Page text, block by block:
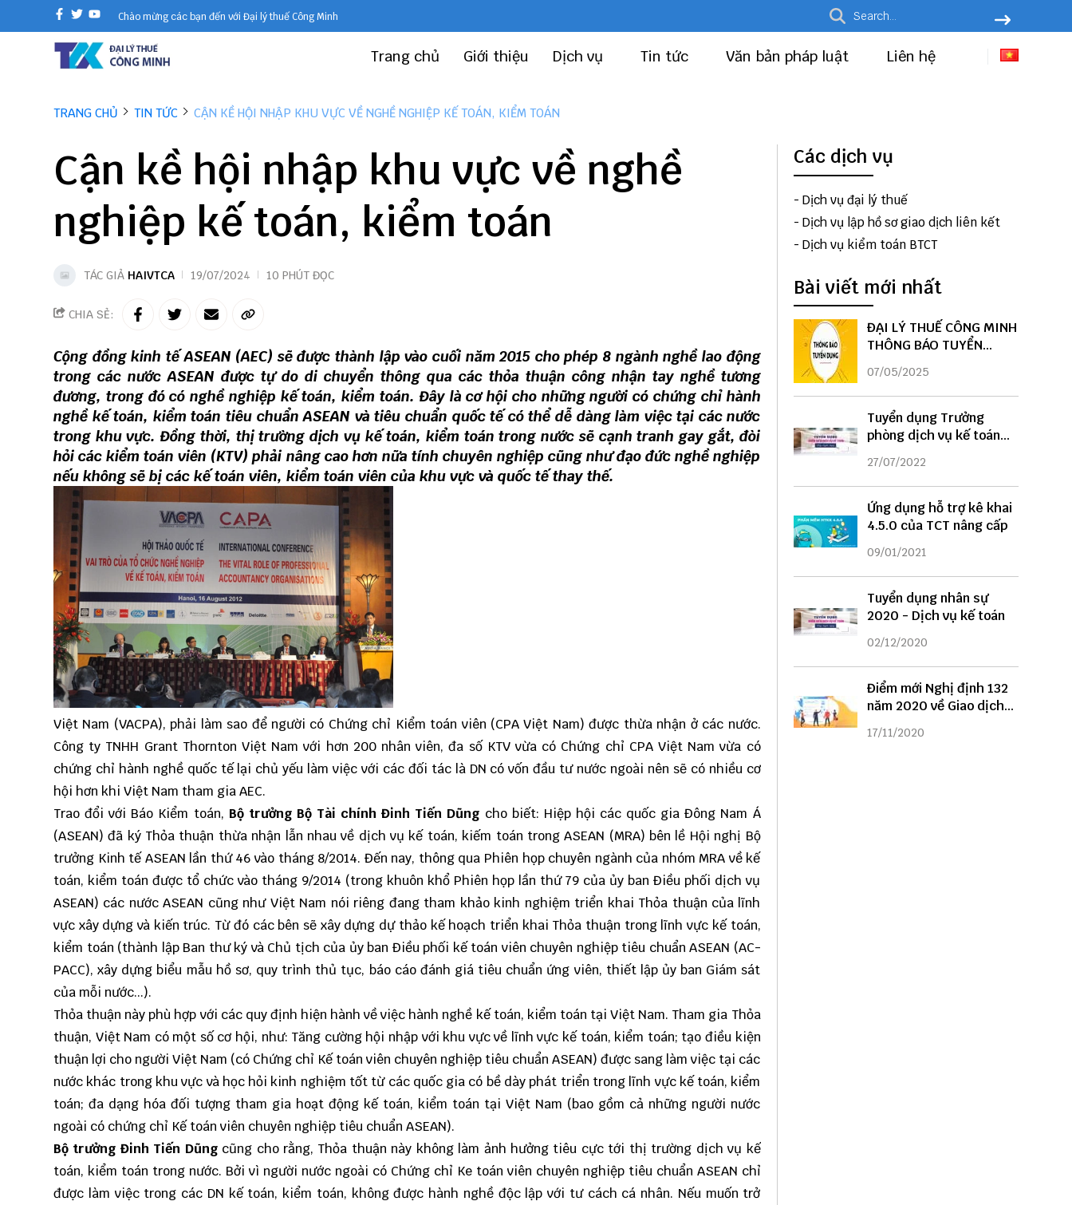
Chào mừng các bạn đến với Đại lý thuế Công Minh
Trang chủ Giới thiệu Dịch vụ Tin tức Văn bản pháp luật Liên hệ
TRANG CHỦ TIN TỨC CẬN KỀ HỘI NHẬP KHU VỰC VỀ NGHỀ NGHIỆP KẾ TOÁN, KIỂM TOÁN
Cận kề hội nhập khu vực về nghề
nghiệp kế toán, kiểm toán
TÁC GIẢ HAIVTCA 19/07/2024 10 PHÚT ĐỌC
CHIA SẺ:
Cộng đồng kinh tế ASEAN (AEC) sẽ được thành lập vào cuối năm 2015 cho phép 8 ngành nghề lao động
trong các nước ASEAN được tự do di chuyển thông qua các thỏa thuận công nhận tay nghề tương
đương, trong đó có nghề nghiệp kế toán, kiểm toán. Đây là cơ hội cho những người có chứng chỉ hành
nghề kế toán, kiểm toán tiêu chuẩn ASEAN và tiêu chuẩn quốc tế có thể dễ dàng làm việc tại các nước
trong khu vực. Đồng thời, thị trường dịch vụ kế toán, kiểm toán trong nước sẽ cạnh tranh gay gắt, đòi
hỏi các kiểm toán viên (KTV) phải nâng cao hơn nữa tính chuyên nghiệp cũng như đạo đức nghề nghiệp
nếu không sẽ bị các kế toán viên, kiểm toán viên của khu vực và quốc tế thay thế.
Việt Nam (VACPA), phải làm sao để người có Chứng chỉ Kiểm toán viên (CPA Việt Nam) được thừa nhận ở các nước.
Công ty TNHH Grant Thorn­ton Việt Nam với hơn 200 nhân viên, đa số KTV vừa có Chứng chỉ CPA Việt Nam vừa có
chứng chỉ hành nghề quốc tế lại chủ yếu làm việc với các đối tác là DN có vốn đầu tư nước ngoài nên sẽ có nhiều cơ
hội hơn khi Việt Nam tham gia AEC.
Trao đổi với Báo Kiểm toán, Bộ trưởng Bộ Tài chính Đinh Tiến Dũng cho biết: Hiệp hội các quốc gia Đông Nam Á
(ASEAN) đã ký Thỏa thuận thừa nhận lẫn nhau về dịch vụ kế toán, kiếm toán trong ASEAN (MRA) bên lề Hội nghị Bộ
trưởng Kinh tế ASEAN lần thứ 46 vào tháng 8/2014. Đến nay, thông qua Phiên họp chuyên ngành của nhóm MRA về kế
toán, kiểm toán được tổ chức vào tháng 9/2014 (trong khuôn khổ Phiên họp lần thứ 79 của ủy ban Điều phối dịch vụ
ASEAN) các nước ASEAN cũng như Việt Nam nói riêng đang tham khảo kinh nghiệm triển khai Thỏa thuận của lĩnh
vực xây dựng và kiến trúc. Từ đó các bên sẽ xây dựng dự thảo kế hoạch triển khai Thỏa thuận trong lĩnh vực kế toán,
kiểm toán (thành lập Ban thư ký và Chủ tịch của ủy ban Điều phối kế toán viên chuyên nghiệp tiêu chuẩn ASEAN (AC-
PACC), xây dựng biểu mẫu hồ sơ, quy trình thủ tục, báo cáo đánh giá tiêu chuẩn ứng viên, thiết lập ủy ban Giám sát
của mỗi nước...).
Thỏa thuận này phù hợp với các quy định hiện hành về việc hành nghề kế toán, kiểm toán tại Việt Nam. Tham gia Thỏa
thuận, Việt Nam có một số cơ hội, như: Tăng cường hội nhập với khu vực về lĩnh vực kế toán, kiểm toán; tạo điều kiện
thuận lợi cho người Việt Nam (có Chứng chỉ Kế toán viên chuyên nghiệp tiêu chuẩn ASEAN) được sang làm việc tại các
nước khác trong khu vực và học hỏi kinh nghiệm tốt từ các quốc gia có bề dày phát triển trong lĩnh vực kế toán, kiểm
toán; đa dạng hóa đối tượng tham gia hoạt động kế toán, kiểm toán tại Việt Nam (bao gồm cả những người nước
ngoài có chứng chỉ Kế toán viên chuyên nghiệp tiêu chuẩn ASEAN).
Bộ trưởng Đinh Tiến Dũngcũng cho rằng, Thỏa thuận này không làm ảnh hưởng tiêu cực tới thị trường dịch vụ kế
toán, kiểm toán trong nước. Bởi vì người nước ngoài có Chứng chỉ Ke toán viên chuyên nghiệp tiêu chuẩn ASEAN chỉ
được làm việc trong các DN kế toán, kiểm toán, không được hành nghề độc lập với tư cách cá nhân. Nếu muốn trở
Các dịch vụ
- Dịch vụ đại lý thuế
- Dịch vụ lập hồ sơ giao dịch liên kết
- Dịch vụ kiểm toán BTCT
Bài viết mới nhất
ĐẠI LÝ THUẾ CÔNG MINH
THÔNG BÁO TUYỂN
DỤNG
07/05/2025
Tuyển dụng Trưởng
phòng dịch vụ kế toán
năm 2022
27/07/2022
Ứng dụng hỗ trợ kê khai
4.5.0 của TCT nâng cấp
09/01/2021
Tuyển dụng nhân sự
2020 - Dịch vụ kế toán
02/12/2020
Điểm mới Nghị định 132
năm 2020 về Giao dịch
liên kết
17/11/2020